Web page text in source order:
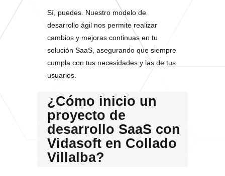
Sí, puedes. Nuestro modelo de
desarrollo ágil nos permite realizar
cambios y mejoras continuas en tu
solución SaaS, asegurando que siempre
cumpla con tus necesidades y las de tus
usuarios.
¿Cómo inicio un
proyecto de
desarrollo SaaS con
Vidasoft en Collado
Villalba?